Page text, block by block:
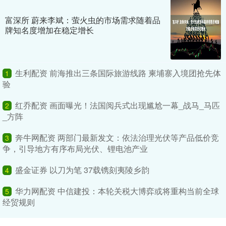
富深所 蔚来李斌：萤火虫的市场需求随着品
牌知名度增加在稳定增长
1
生利配资 前海推出三条国际旅游线路 柬埔寨入境团抢先体
验
2
红乔配资 画面曝光！法国阅兵式出现尴尬一幕_战马_马匹
_方阵
3
奔牛网配资 两部门最新发文：依法治理光伏等产品低价竞
争，引导地方有序布局光伏、锂电池产业
4 盛金证券 以刀为笔 37载镌刻夷陵乡韵
5 华力网配资 中信建投：本轮关税大博弈或将重构当前全球
经贸规则